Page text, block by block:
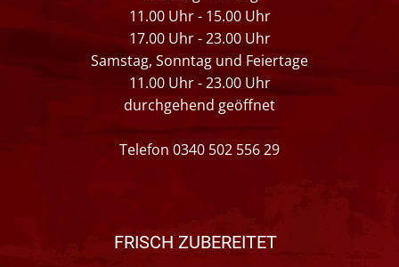
11.00 Uhr - 15.00 Uhr
17.00 Uhr - 23.00 Uhr
Samstag, Sonntag und Feiertage
11.00 Uhr - 23.00 Uhr
durchgehend geöffnet
Telefon 0340 502 556 29
FRISCH ZUBEREITET